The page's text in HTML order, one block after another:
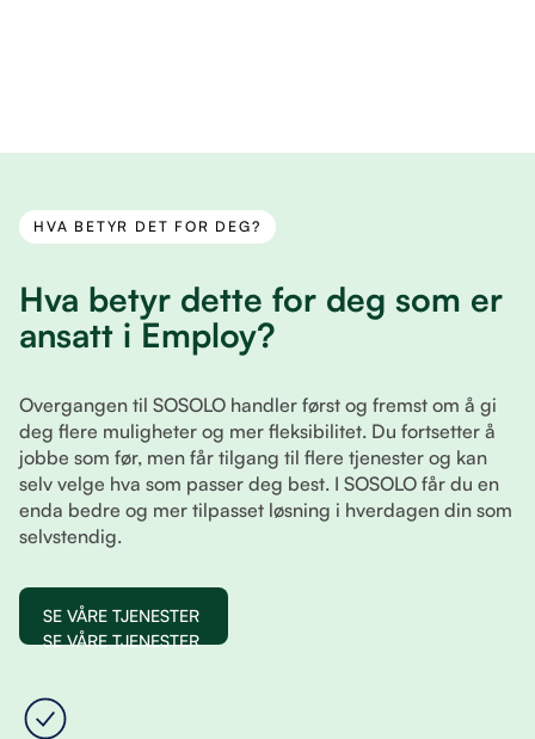
HVA BETYR DET FOR DEG?
Hva betyr dette for deg som er
ansatt i Employ?
Overgangen til SOSOLO handler først og fremst om å gi
deg flere muligheter og mer fleksibilitet. Du fortsetter å
jobbe som før, men får tilgang til flere tjenester og kan
selv velge hva som passer deg best. I SOSOLO får du en
enda bedre og mer tilpasset løsning i hverdagen din som
selvstendig.
SE VÅRE TJENESTER
SE VÅRE TJENESTER